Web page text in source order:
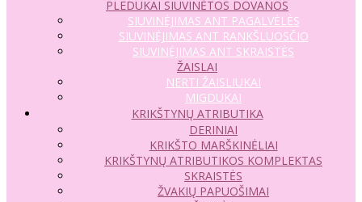
PLEDUKAI SIUVINĖTOS DOVANOS
SIUVINĖJIMAS ANT PAGALVĖLĖS
SIUVINĖJIMAS ANT RANKŠLUOSČIO
SIUVINĖJIMAS ANT SKRAISTĖS
ŽAISLAI
NERTI ŽAISLIUKAI
MIGDUKAI
KRIKŠTYNŲ ATRIBUTIKA
DERINIAI
KRIKŠTO MARŠKINĖLIAI
KRIKŠTYNŲ ATRIBUTIKOS KOMPLEKTAS
SKRAISTĖS
ŽVAKIŲ PAPUOŠIMAI